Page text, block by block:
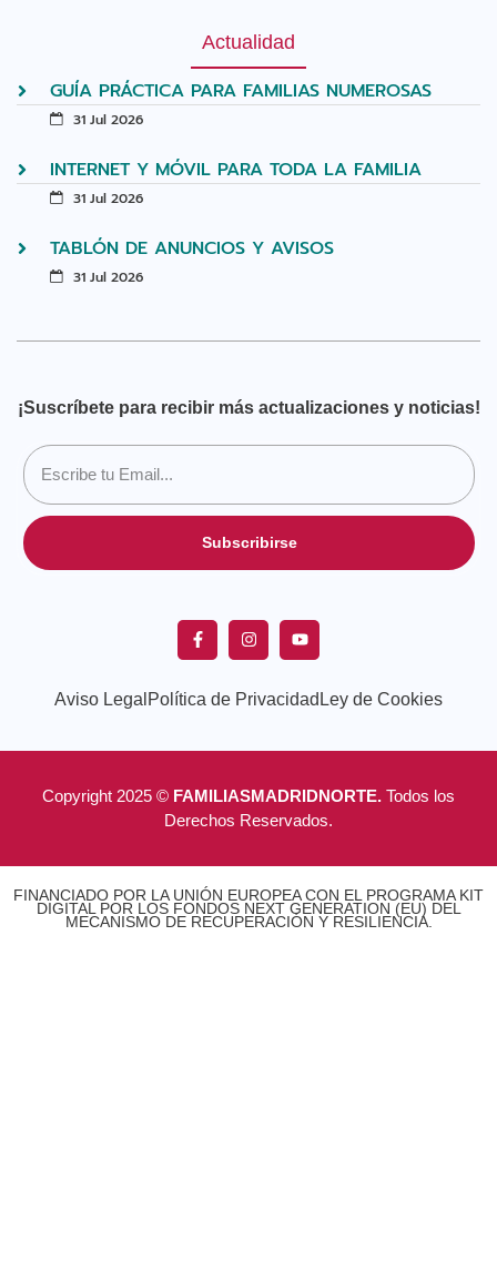
Actualidad
GUÍA PRÁCTICA PARA FAMILIAS NUMEROSAS
31 Jul 2026
INTERNET Y MÓVIL PARA TODA LA FAMILIA
31 Jul 2026
TABLÓN DE ANUNCIOS Y AVISOS
31 Jul 2026
¡Suscríbete para recibir más actualizaciones y noticias!
Subscribirse
Aviso Legal Política de Privacidad Ley de Cookies
Copyright 2025 © FAMILIASMADRIDNORTE. Todos los
Derechos Reservados.
FINANCIADO POR LA UNIÓN EUROPEA CON EL PROGRAMA KIT
DIGITAL POR LOS FONDOS NEXT GENERATION (EU) DEL
MECANISMO DE RECUPERACIÓN Y RESILIENCIA.